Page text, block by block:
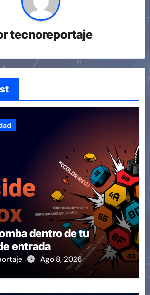
tecnoreportaje
dentro de tu
entrada
Ago 8, 2026